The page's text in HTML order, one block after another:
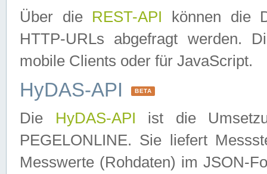
Über die REST-API können die
HTTP-URLs abgefragt werden.
mobile Clients oder für JavaScript.
HyDAS-API BETA
Die HyDAS-API ist die
PEGELONLINE. Sie liefert
Messwerte (Rohdaten) im JSON-